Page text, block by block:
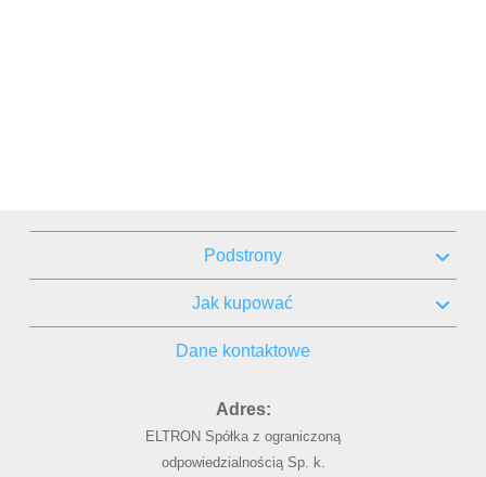
Podstrony
Jak kupować
Dane kontaktowe
Adres:
ELTRON Spółka z ograniczoną
odpowiedzialnością Sp. k.